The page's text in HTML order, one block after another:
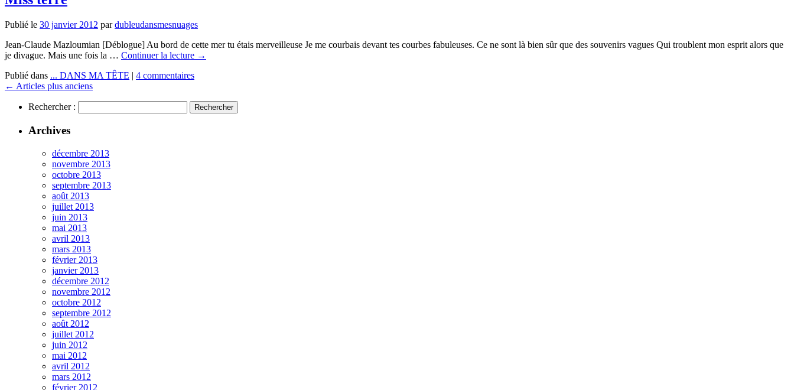
Publié le 30 janvier 2012 par dubleudansmesnuages
Jean-Claude Mazloumian [Déblogue] Au bord de cette mer tu étais merveilleuse Je me courbais devant tes courbes fabuleuses. Ce ne sont là bien sûr que des souvenirs vagues Qui troublent mon esprit alors que
je divague. Mais une fois la … Continuer la lecture →
Publié dans ... DANS MA TÊTE | 4 commentaires
← Articles plus anciens
Rechercher :
Archives
décembre 2013
novembre 2013
octobre 2013
septembre 2013
août 2013
juillet 2013
juin 2013
mai 2013
avril 2013
mars 2013
février 2013
janvier 2013
décembre 2012
novembre 2012
octobre 2012
septembre 2012
août 2012
juillet 2012
juin 2012
mai 2012
avril 2012
mars 2012
février 2012